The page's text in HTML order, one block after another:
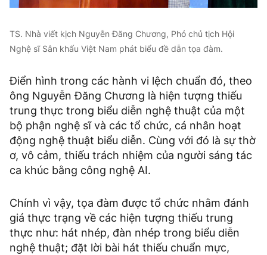
TS. Nhà viết kịch Nguyễn Đăng Chương, Phó chủ tịch Hội
Nghệ sĩ Sân khấu Việt Nam phát biểu đề dẫn tọa đàm.
Điển hình trong các hành vi lệch chuẩn đó, theo
ông Nguyễn Đăng Chương là hiện tượng thiếu
trung thực trong biểu diễn nghệ thuật của một
bộ phận nghệ sĩ và các tổ chức, cá nhân hoạt
động nghệ thuật biểu diễn. Cùng với đó là sự thờ
ơ, vô cảm, thiếu trách nhiệm của người sáng tác
ca khúc bằng công nghệ AI.
Chính vì vậy, tọa đàm được tổ chức nhằm đánh
giá thực trạng về các hiện tượng thiếu trung
thực như: hát nhép, đàn nhép trong biểu diễn
nghệ thuật; đặt lời bài hát thiếu chuẩn mực,